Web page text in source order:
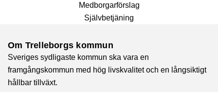
Medborgarförslag
Självbetjäning
Om Trelleborgs kommun
Sveriges sydligaste kommun ska vara en
framgångskommun med hög livskvalitet och en långsiktigt
hållbar tillväxt.